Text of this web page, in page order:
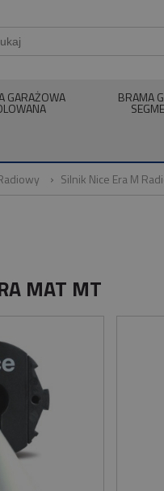
GARAŻOWA BRAMA
Silnik Nice Era M
MAT MT